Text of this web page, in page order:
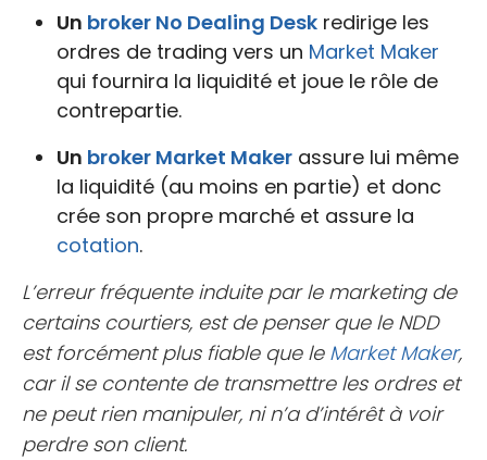
Un broker No Dealing Desk redirige les
ordres de trading vers un Market Maker
qui fournira la liquidité et joue le rôle de
contrepartie.
Un broker Market Maker assure lui même
la liquidité (au moins en partie) et donc
crée son propre marché et assure la
cotation.
L’erreur fréquente induite par le marketing de
certains courtiers, est de penser que le NDD
est forcément plus fiable que le Market Maker,
car il se contente de transmettre les ordres et
ne peut rien manipuler, ni n’a d’intérêt à voir
perdre son client.